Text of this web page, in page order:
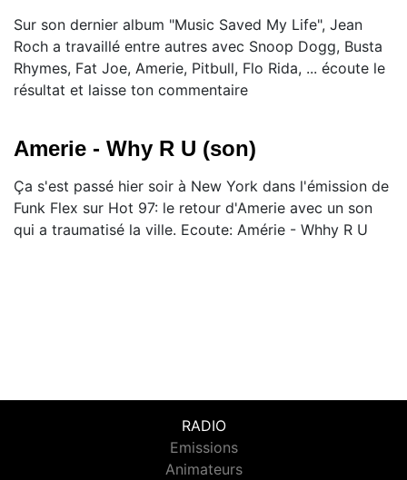
Sur son dernier album "Music Saved My Life", Jean
Roch a travaillé entre autres avec Snoop Dogg, Busta
Rhymes, Fat Joe, Amerie, Pitbull, Flo Rida, ... écoute le
résultat et laisse ton commentaire
Amerie - Why R U (son)
Ça s'est passé hier soir à New York dans l'émission de
Funk Flex sur Hot 97: le retour d'Amerie avec un son
qui a traumatisé la ville. Ecoute: Amérie - Whhy R U
RADIO
Emissions
Animateurs